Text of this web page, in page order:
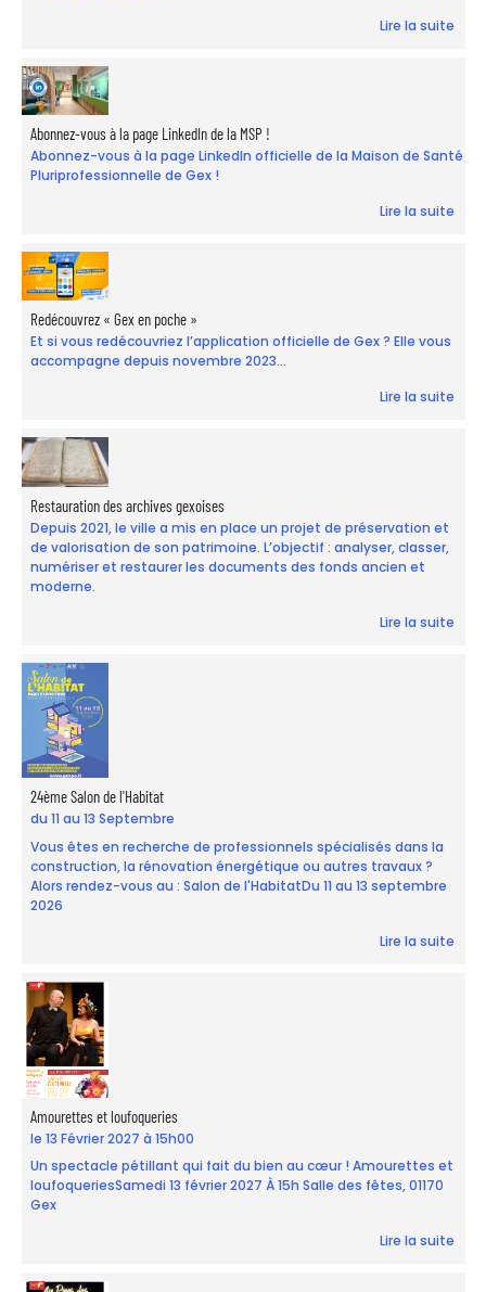
Lire la suite
Abonnez-vous à la page LinkedIn de la MSP !
Abonnez-vous à la page LinkedIn officielle de la Maison de Santé
Pluriprofessionnelle de Gex !
Lire la suite
Redécouvrez « Gex en poche »
Et si vous redécouvriez l’application officielle de Gex ? Elle vous
accompagne depuis novembre 2023...
Lire la suite
Restauration des archives gexoises
Depuis 2021, le ville a mis en place un projet de préservation et
de valorisation de son patrimoine. L’objectif : analyser, classer,
numériser et restaurer les documents des fonds ancien et
moderne.
Lire la suite
24ème Salon de l'Habitat
du 11 au 13 Septembre
Vous êtes en recherche de professionnels spécialisés dans la
construction, la rénovation énergétique ou autres travaux ?
Alors rendez-vous au : Salon de l'HabitatDu 11 au 13 septembre
2026
Lire la suite
Amourettes et loufoqueries
le 13 Février 2027 à 15h00
Un spectacle pétillant qui fait du bien au cœur ! Amourettes et
loufoqueriesSamedi 13 février 2027 À 15h Salle des fêtes, 01170
Gex
Lire la suite